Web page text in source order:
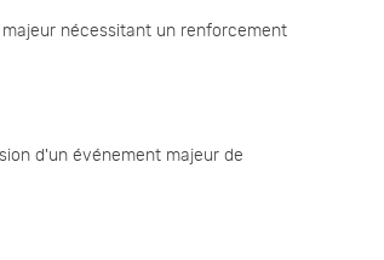
nécessitant un renforcement
d'un événement majeur de